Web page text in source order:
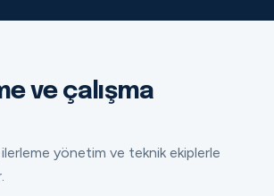
ve çalışma
ilerleme yönetim ve teknik ekiplerle